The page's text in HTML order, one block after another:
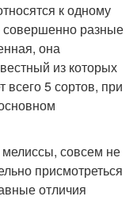
к одному
совершенно разные
она
из которых
всего 5 сортов, при
совсем не
присмотреться
отличия